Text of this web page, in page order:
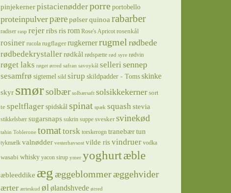
pinjekerner pistacienødderporre portobello
proteinpulverpære pølser quinoa rabarber
radiser rasp rejer ribs ris rom Rose's Apricot rosenkål
rosiner rucola rugflager rugkernerrugmel rødbede
rødbedekrystaller rødkål rødspætte rød syre rødvin
røget laks røget ørred safran savoykål sellerisennep
sesamfrø sigtemel sild sirup skildpadder - Toms skinke
skyr smørsolbær solbærsaft solsikkekerner sort
te speltflager spidskål spinat spæk squash stevia
stikkelsbær sugarsnaps sukrin suppe svesker svinekød
tahin Toblerone tomattorsk torskerogn tranebær tun
tykmælk valnødder vesterhavsost vilde ris vindruer vodka
wasabi whisky yacon sirup ymer yoghurtæble
æbleeddike æg æggeblommeræggehvider
ærter ærteskud øl ølandshvede ørred